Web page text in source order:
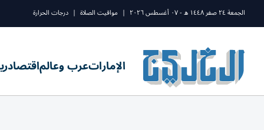
الجمعة ٢٤ صفر ١٤٤٨ ه - ٠٧ أغسطس ٢٠٢٦ | مواقيت الصلاة | درجات الحرارة
الإماراتعرب وعالماقتصاد